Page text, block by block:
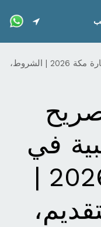
استخراج تصريح زواج من أجنبية في إمارة مكة 2026 | الشروط،
في
إمارة مكة 2026 |